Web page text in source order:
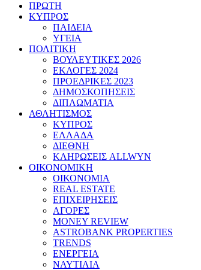
ΠΡΩΤΗ
ΚΥΠΡΟΣ
ΠΑΙΔΕΙΑ
ΥΓΕΙΑ
ΠΟΛΙΤΙΚΗ
ΒΟΥΛΕΥΤΙΚΕΣ 2026
ΕΚΛΟΓΕΣ 2024
ΠΡΟΕΔΡΙΚΕΣ 2023
ΔΗΜΟΣΚΟΠΗΣΕΙΣ
ΔΙΠΛΩΜΑΤΙΑ
ΑΘΛΗΤΙΣΜΟΣ
ΚΥΠΡΟΣ
ΕΛΛΑΔΑ
ΔΙΕΘΝΗ
ΚΛΗΡΩΣΕΙΣ ALLWYN
ΟΙΚΟΝΟΜΙΚΗ
ΟΙΚΟΝΟΜΙΑ
REAL ESTATE
ΕΠΙΧΕΙΡΗΣΕΙΣ
ΑΓΟΡΕΣ
MONEY REVIEW
ASTROBANK PROPERTIES
TRENDS
ΕΝΕΡΓΕΙΑ
ΝΑΥΤΙΛΙΑ